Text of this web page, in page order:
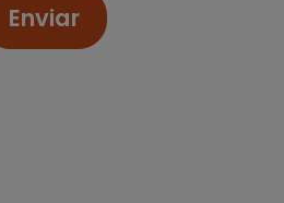
Enviar